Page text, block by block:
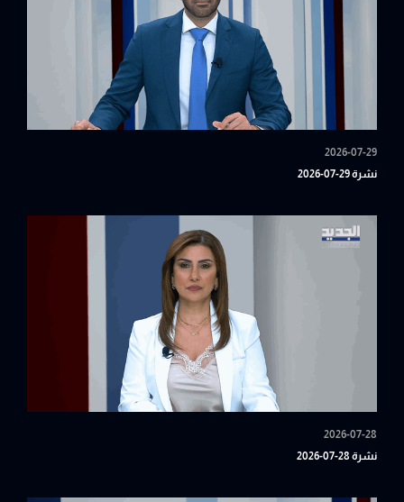
2026-07-29
نشرة 29-07-2026
2026-07-28
نشرة 28-07-2026